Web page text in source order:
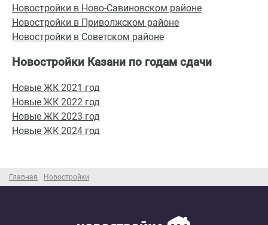
Главная Новостройки
Новостройки в Ново-Савиновском районе
Новостройки в Приволжском районе
Новостройки в Советском районе
Новостройки Казани по годам сдачи
Новые ЖК 2021 год
Новые ЖК 2022 год
Новые ЖК 2023 год
Новые ЖК 2024 год